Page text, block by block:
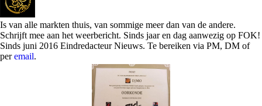
Is van alle markten thuis, van sommige meer dan van de andere.
Schrijft mee aan het weerbericht. Sinds jaar en dag aanwezig op FOK!
Sinds juni 2016 Eindredacteur Nieuws. Te bereiken via PM, DM of
peremail.